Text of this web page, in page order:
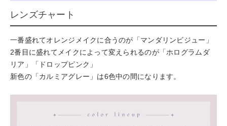
レンズチャート
一番盛れてオレンジメイクに合うのが「マンダリンビジュー」
2番目に盛れてメイクによって変えられるのが「ホログラムダ
リア」「ドロップピンク」
新色の「カルミアグレー」は6色中の間になります。